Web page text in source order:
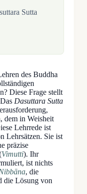
Sutta
des Buddha
Diese Frage stellt
Dasuttara Sutta
dem in Weisheit
Lehrrede ist
Lehrsätzen. Sie ist
präzise
Vimutti). Ihr
ist nichts
, die
die Lösung von